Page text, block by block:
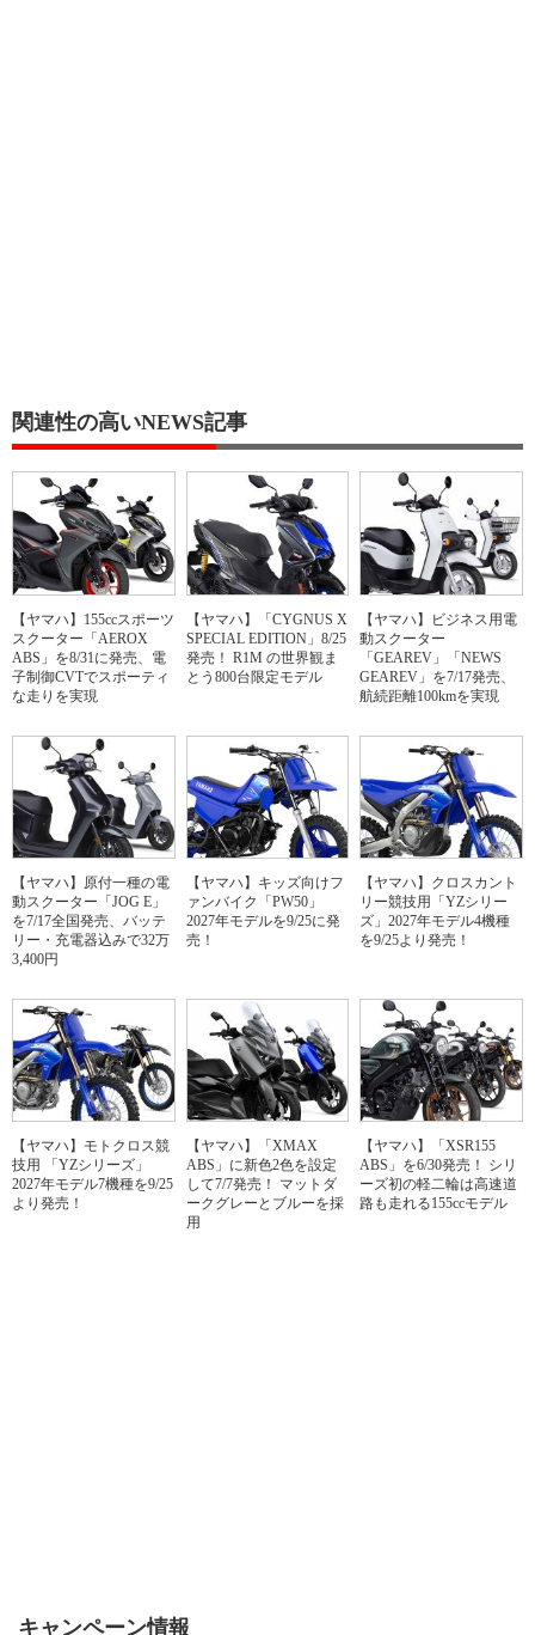
関連性の高いNEWS記事
【ヤマハ】155ccスポーツ
スクーター「AEROX
ABS」を8/31に発売、電
子制御CVTでスポーティ
な走りを実現
【ヤマハ】「CYGNUS X
SPECIAL EDITION」8/25
発売！ R1M の世界観ま
とう800台限定モデル
【ヤマハ】ビジネス用電
動スクーター
「GEAREV」「NEWS
GEAREV」を7/17発売、
航続距離100kmを実現
【ヤマハ】原付一種の電
動スクーター「JOG E」
を7/17全国発売、バッテ
リー・充電器込みで32万
3,400円
【ヤマハ】キッズ向けフ
ァンバイク「PW50」
2027年モデルを9/25に発
売！
【ヤマハ】クロスカント
リー競技用「YZシリー
ズ」2027年モデル4機種
を9/25より発売！
【ヤマハ】モトクロス競
技用 「YZシリーズ」
2027年モデル7機種を9/25
より発売！
【ヤマハ】「XMAX
ABS」に新色2色を設定
して7/7発売！ マットダ
ークグレーとブルーを採
用
【ヤマハ】「XSR155
ABS」を6/30発売！ シリ
ーズ初の軽二輪は高速道
路も走れる155ccモデル
キャンペーン情報